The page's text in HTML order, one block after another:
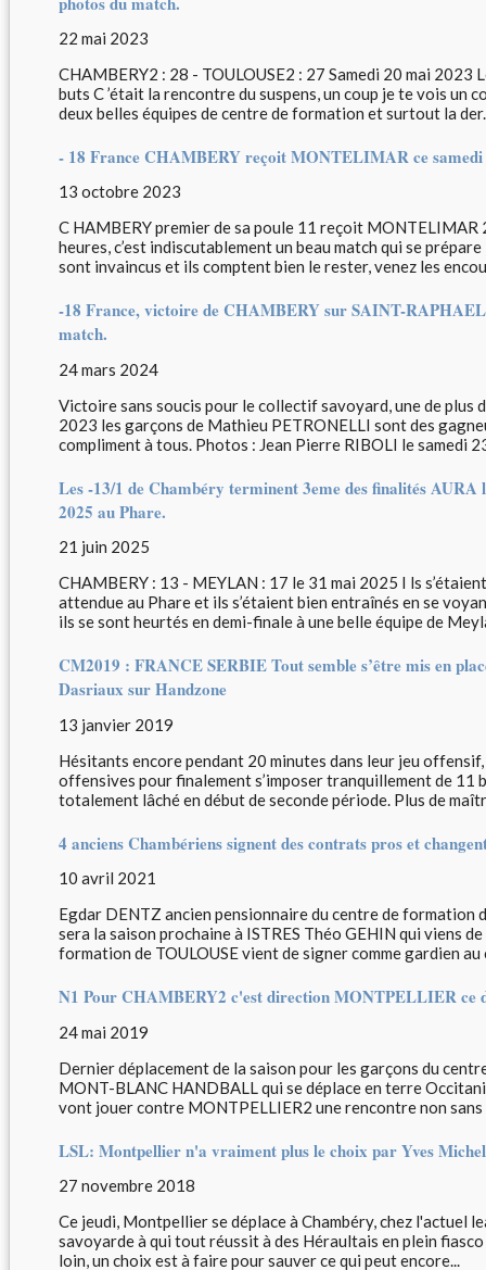
22 mai 2023
CHAMBERY2 : 28 - TOULOUSE2 : 27 Samedi 20 mai 2023
buts C ’était la rencontre du suspens, un coup je te vois un
deux belles équipes de centre de formation et surtout la
- 18 France CHAMBERY reçoit MONTELIMAR ce samedi
13 octobre 2023
C HAMBERY premier de sa poule 11 reçoit
heures, c’est indiscutablement un beau match qui se
sont invaincus et ils comptent bien le rester, venez les
-18 France, victoire de CHAMBERY sur SAINT-
match.
24 mars 2024
Victoire sans soucis pour le collectif savoyard, une de plus
2023 les garçons de Mathieu PETRONELLI sont des
compliment à tous. Photos : Jean Pierre RIBOLI le samedi
Les -13/1 de Chambéry terminent 3eme des finalités
2025 au Phare.
21 juin 2025
CHAMBERY : 13 - MEYLAN : 17 le 31 mai 2025 I ls
attendue au Phare et ils s’étaient bien entraînés en se
ils se sont heurtés en demi-finale à une belle équipe de
CM2019 : FRANCE SERBIE Tout semble s’être mis en
Dasriaux sur Handzone
13 janvier 2019
Hésitants encore pendant 20 minutes dans leur jeu
offensives pour finalement s’imposer tranquillement de 11
totalement lâché en début de seconde période. Plus de
4 anciens Chambériens signent des contrats pros et
10 avril 2021
Egdar DENTZ ancien pensionnaire du centre de formation
sera la saison prochaine à ISTRES Théo GEHIN qui viens
formation de TOULOUSE vient de signer comme gardien au
N1 Pour CHAMBERY2 c'est direction MONTPELLIER ce
24 mai 2019
Dernier déplacement de la saison pour les garçons du
MONT-BLANC HANDBALL qui se déplace en terre
vont jouer contre MONTPELLIER2 une rencontre non sans
LSL: Montpellier n'a vraiment plus le choix par Yves
27 novembre 2018
Ce jeudi, Montpellier se déplace à Chambéry, chez l'actuel
savoyarde à qui tout réussit à des Héraultais en plein
loin, un choix est à faire pour sauver ce qui peut encore...